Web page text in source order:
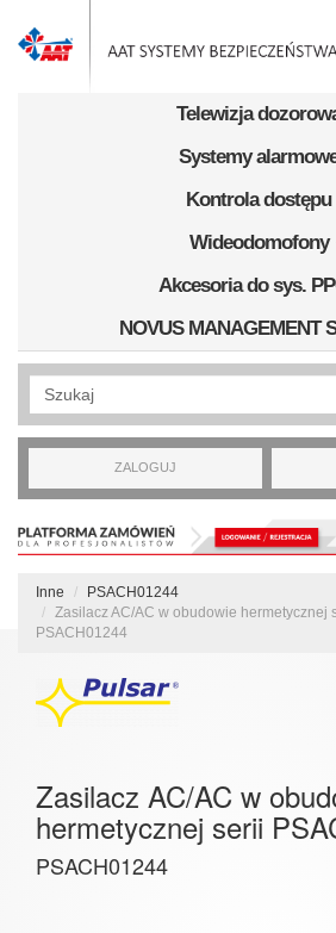
Telewizja
Systemy
Kontrola dostępu
Wideodomofony
Akcesoria do sys.
NOVUS MANAGEMENT
Wyszukiwanie pełnotekstowe
ZALOGUJ
Inne
PSACH01244
Zasilacz AC/AC w obudowie hermetycznej
PSACH01244
Zasilacz AC/AC w
hermetycznej serii
PSACH01244